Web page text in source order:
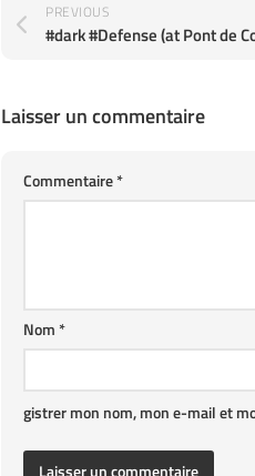
PREVIOUS
#dark #Defense (at Pont de
Laisser un commentaire
Commentaire*
Nom*
gistrer mon nom, mon e-mail et